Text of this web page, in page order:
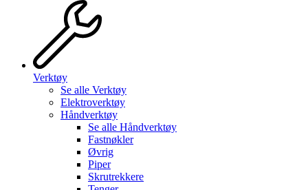
Verktøy
Se alle Verktøy
Elektroverktøy
Håndverktøy
Se alle Håndverktøy
Fastnøkler
Øvrig
Piper
Skrutrekkere